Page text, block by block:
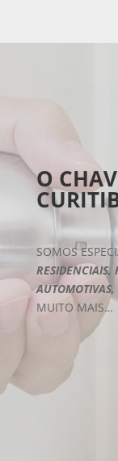
O
SOMOS
RESIDENCIAIS,
AUTOMOTIVAS,
MUITO MAIS…